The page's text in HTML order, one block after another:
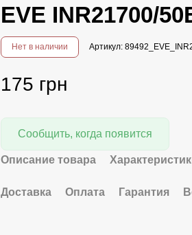
EVE INR21700/
Нет в наличии Артикул:
175 грн
Сообщить, когда появится
Описание товара
Доставка Оплата Гарантия